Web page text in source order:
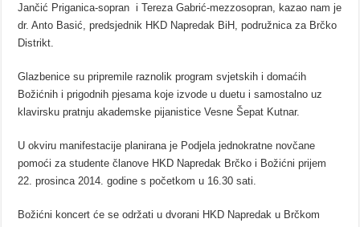
Jančić Priganica-sopran i Tereza Gabrić-mezzosopran, kazao nam je
dr. Anto Basić, predsjednik HKD Napredak BiH, podružnica za Brčko
Distrikt.
Glazbenice su pripremile raznolik program svjetskih i domaćih
Božićnih i prigodnih pjesama koje izvode u duetu i samostalno uz
klavirsku pratnju akademske pijanistice Vesne Šepat Kutnar.
U okviru manifestacije planirana je Podjela jednokratne novčane
pomoći za studente članove HKD Napredak Brčko i Božićni prijem
22. prosinca 2014. godine s početkom u 16.30 sati.
Božićni koncert će se održati u dvorani HKD Napredak u Brčkom